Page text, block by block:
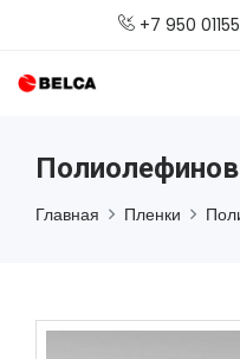
+7 950
Главная Пленки